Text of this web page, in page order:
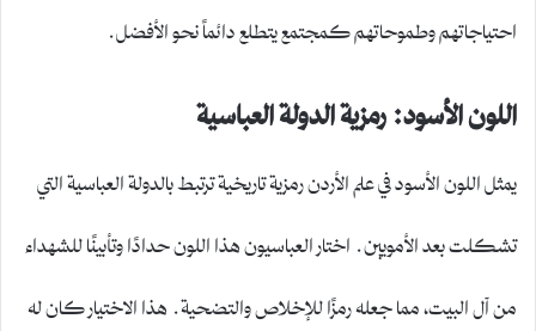
احتياجاتهم وطموحاتهم كمجتمع يتطلع دائماً نحو الأفضل.
اللون الأسود: رمزية الدولة العباسية
يمثل اللون الأسود في علم الأردن رمزية تاريخية ترتبط بالدولة العباسية التي
تشكلت بعد الأمويين. اختار العباسيون هذا اللون حدادًا وتأبينًا للشهداء
من آل البيت، مما جعله رمزًا للإخلاص والتضحية. هذا الاختيار كان له